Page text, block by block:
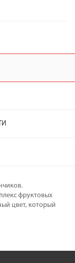
фруктовых
цвет, который